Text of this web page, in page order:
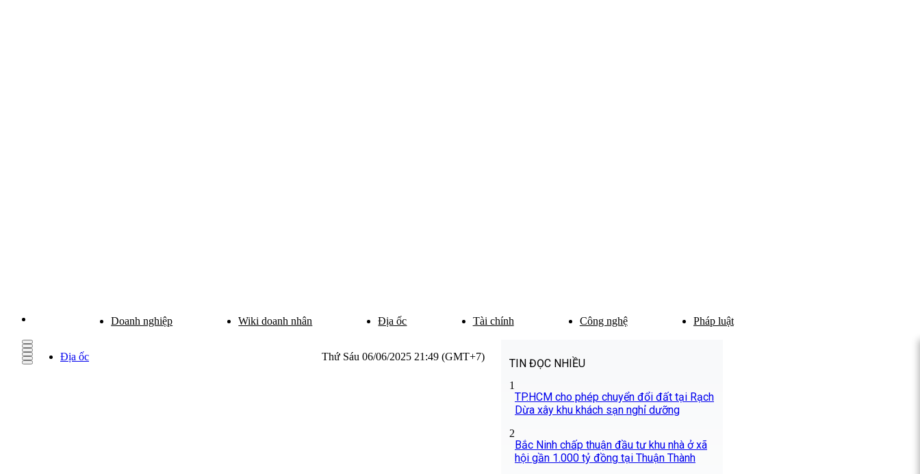
Doanh nghiệp Wiki doanh nhân Địa ốc Tài chính Công nghệ Pháp luật
Địa ốc Thứ Sáu 06/06/2025 21:49 (GMT+7)
TIN ĐỌC NHIỀU
1
TP.HCM cho phép chuyển đổi đất tại Rạch
Dừa xây khu khách sạn nghỉ dưỡng
2
Bắc Ninh chấp thuận đầu tư khu nhà ở xã
hội gần 1.000 tỷ đồng tại Thuận Thành